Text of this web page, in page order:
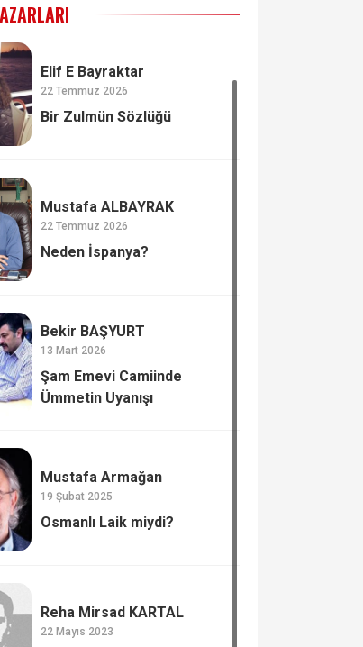
Elif E Bayraktar
22 Temmuz 2026
Bir Zulmün Sözlüğü
Mustafa ALBAYRAK
22 Temmuz 2026
Neden İspanya?
Bekir BAŞYURT
13 Mart 2026
Şam Emevi Camiinde
Ümmetin Uyanışı
Mustafa Armağan
19 Şubat 2025
Osmanlı Laik miydi?
Reha Mirsad KARTAL
22 Mayıs 2023